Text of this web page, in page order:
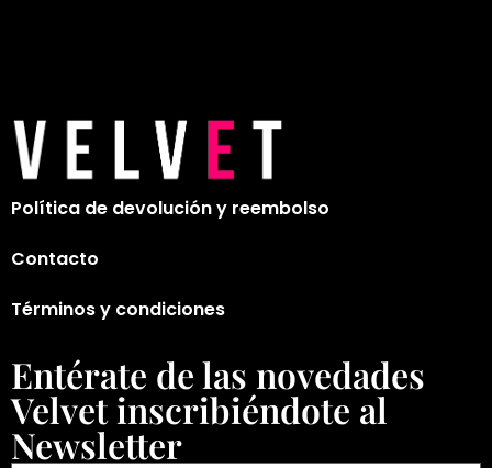
Política de devolución y reembolso
Contacto
Términos y condiciones
Entérate de las novedades
Velvet inscribiéndote al
Newsletter